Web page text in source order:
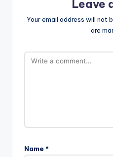
Leave
Your email address will not
are
Name *